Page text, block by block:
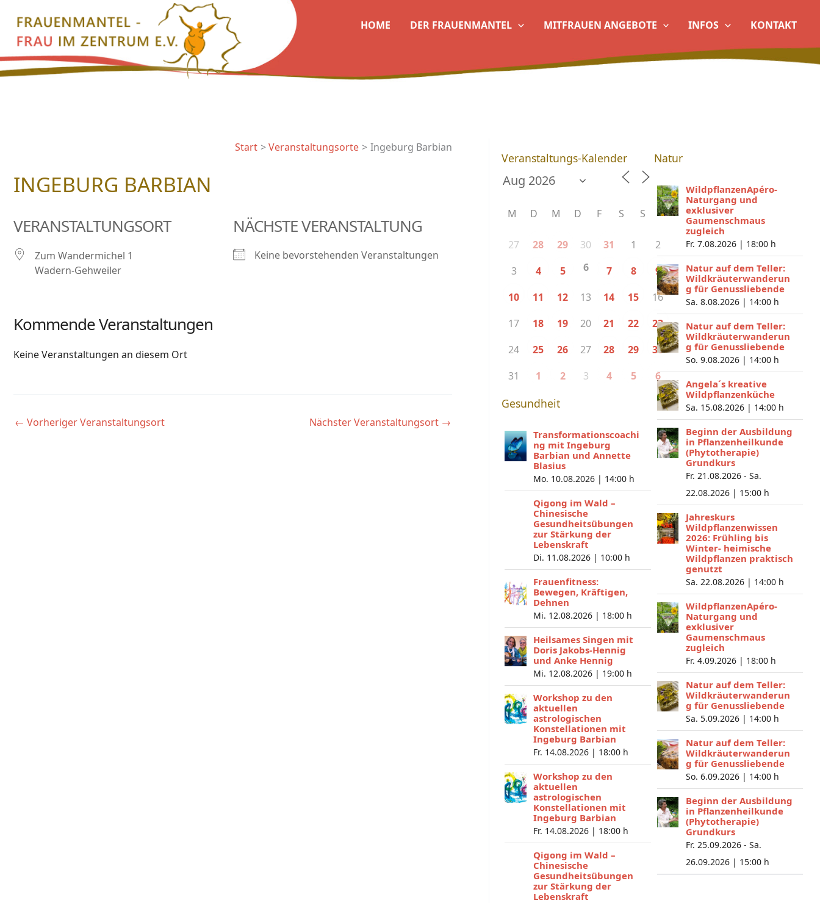
Inhalt
springen
HOME DER FRAUENMANTEL MITFRAUEN ANGEBOTE INFOS KONTAKT
Start Veranstaltungsorte Ingeburg Barbian
INGEBURG BARBIAN
VERANSTALTUNGSORT
Zum Wandermichel 1
Wadern-Gehweiler
NÄCHSTE VERANSTALTUNG
Keine bevorstehenden Veranstaltungen
Kommende Veranstaltungen
Keine Veranstaltungen an diesem Ort
← Vorheriger Veranstaltungsort Nächster Veranstaltungsort →
Veranstaltungs-Kalender
M D M D F S S
27 28 29 30 31 1
2
3
4 5 6 7 8
9
10
11 12 13 14 15
16
17
18 19 20 21 22
23
24
25 26 27 28 29
30
31
1 2 3 4 5 6
Gesundheit
Transformationscoachi
ng mit Ingeburg
Barbian und Annette
Blasius
Mo. 10.08.2026 | 14:00 h
Qigong im Wald –
Chinesische
Gesundheitsübungen
zur Stärkung der
Lebenskraft
Di. 11.08.2026 | 10:00 h
Frauenfitness:
Bewegen, Kräftigen,
Dehnen
Mi. 12.08.2026 | 18:00 h
Heilsames Singen mit
Doris Jakobs-Hennig
und Anke Hennig
Mi. 12.08.2026 | 19:00 h
Workshop zu den
aktuellen
astrologischen
Konstellationen mit
Ingeburg Barbian
Fr. 14.08.2026 | 18:00 h
Workshop zu den
aktuellen
astrologischen
Konstellationen mit
Ingeburg Barbian
Fr. 14.08.2026 | 18:00 h
Qigong im Wald –
Chinesische
Gesundheitsübungen
zur Stärkung der
Lebenskraft
Natur
WildpflanzenApéro-
Naturgang und
exklusiver
Gaumenschmaus
zugleich
Fr. 7.08.2026 | 18:00 h
Natur auf dem Teller:
Wildkräuterwanderun
g für Genussliebende
Sa. 8.08.2026 | 14:00 h
Natur auf dem Teller:
Wildkräuterwanderun
g für Genussliebende
So. 9.08.2026 | 14:00 h
Angela´s kreative
Wildpflanzenküche
Sa. 15.08.2026 | 14:00 h
Beginn der Ausbildung
in Pflanzenheilkunde
(Phytotherapie)
Grundkurs
Fr. 21.08.2026 - Sa.
22.08.2026 | 15:00 h
Jahreskurs
Wildpflanzenwissen
2026: Frühling bis
Winter- heimische
Wildpflanzen praktisch
genutzt
Sa. 22.08.2026 | 14:00 h
WildpflanzenApéro-
Naturgang und
exklusiver
Gaumenschmaus
zugleich
Fr. 4.09.2026 | 18:00 h
Natur auf dem Teller:
Wildkräuterwanderun
g für Genussliebende
Sa. 5.09.2026 | 14:00 h
Natur auf dem Teller:
Wildkräuterwanderun
g für Genussliebende
So. 6.09.2026 | 14:00 h
Beginn der Ausbildung
in Pflanzenheilkunde
(Phytotherapie)
Grundkurs
Fr. 25.09.2026 - Sa.
26.09.2026 | 15:00 h